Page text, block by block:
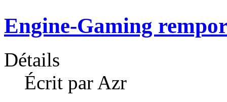
Engine-Gaming
Détails
Écrit par Azr